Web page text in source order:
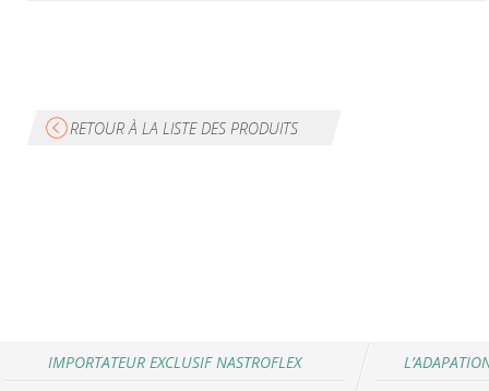
RETOUR À LA LISTE DES PRODUITS
IMPORTATEUR EXCLUSIF NASTROFLEX